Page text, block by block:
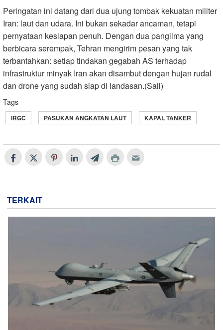
Peringatan ini datang dari dua ujung tombak kekuatan militer
Iran: laut dan udara. Ini bukan sekadar ancaman, tetapi
pernyataan kesiapan penuh. Dengan dua panglima yang
berbicara serempak, Tehran mengirim pesan yang tak
terbantahkan: setiap tindakan gegabah AS terhadap
infrastruktur minyak Iran akan disambut dengan hujan rudal
dan drone yang sudah siap di landasan.(Sail)
Tags
IRGC PASUKAN ANGKATAN LAUT KAPAL TANKER
TERKAIT